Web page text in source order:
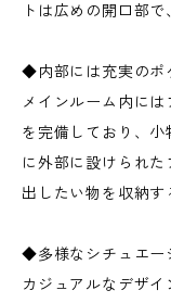
トは広めの開口部
◆内部には充実のポ
メインルーム内に
を完備しており、
に外部に設けられ
出したい物を収納す
◆多様なシチュエー
カジュアルなデザ